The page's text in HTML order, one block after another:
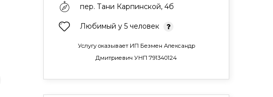
пер. Тани Карпинской, 4б
Любимый у 5 человек
Услугу оказывает ИП Безмен Александр
Дмитриевич УНП 791340124